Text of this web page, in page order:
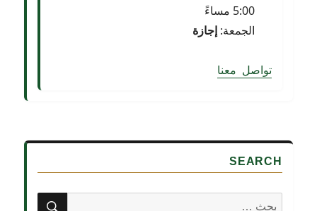
5:00 مساءً
الجمعة:إجازة
تواصل معنا
SEARCH
البحث
بحث